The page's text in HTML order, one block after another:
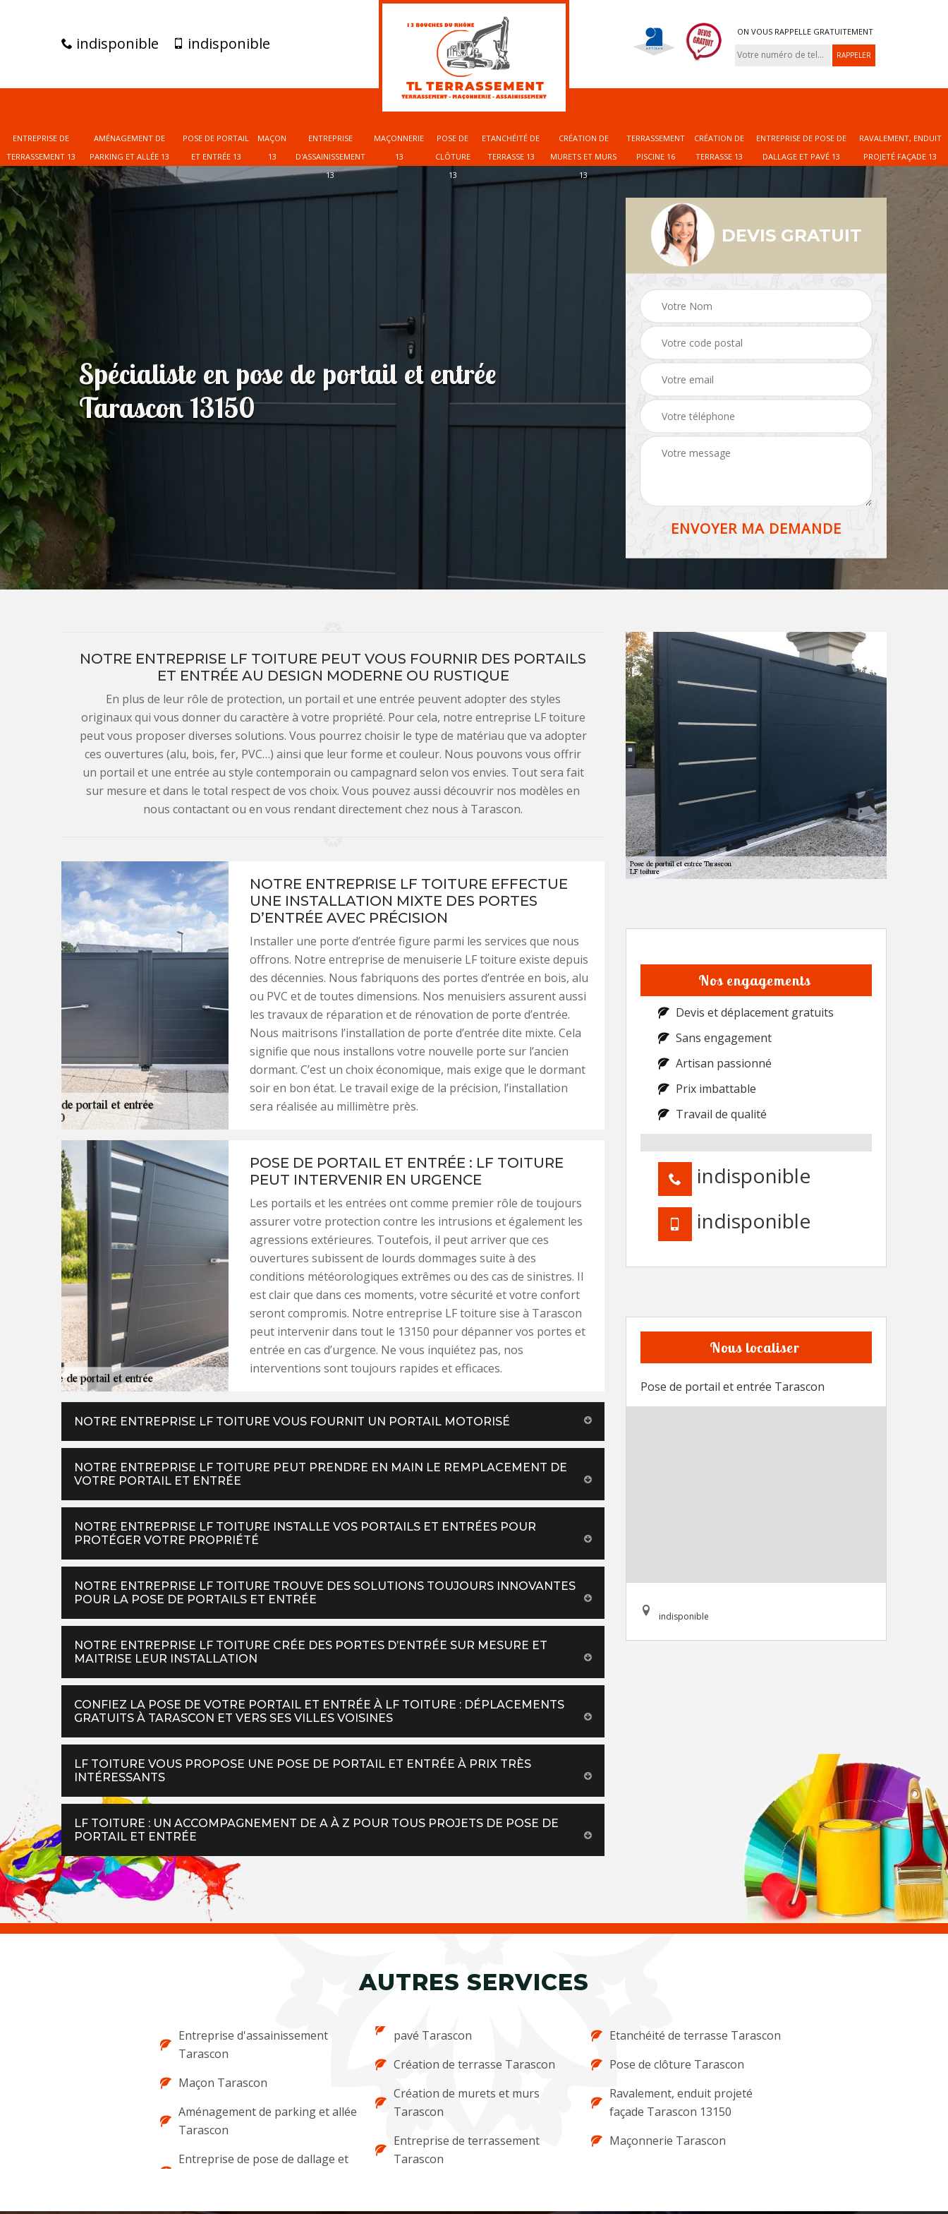
indisponible indisponible
ON VOUS RAPPELLE GRATUITEMENT
ENTREPRISE DE
TERRASSEMENT 13
AMÉNAGEMENT DE
PARKING ET ALLÉE 13
POSE DE PORTAIL
ET ENTRÉE 13
MAÇON
13
ENTREPRISE
D'ASSAINISSEMENT
13
MAÇONNERIE
13
POSE DE
CLÔTURE
13
ETANCHÉITÉ DE
TERRASSE 13
CRÉATION DE
MURETS ET MURS
13
TERRASSEMENT
PISCINE 16
CRÉATION DE
TERRASSE 13
ENTREPRISE DE POSE DE
DALLAGE ET PAVÉ 13
RAVALEMENT, ENDUIT
PROJETÉ FAÇADE 13
Spécialiste en pose de portail et entrée
Tarascon 13150
DEVIS GRATUIT
NOTRE ENTREPRISE LF TOITURE PEUT VOUS FOURNIR DES PORTAILS
ET ENTRÉE AU DESIGN MODERNE OU RUSTIQUE
En plus de leur rôle de protection, un portail et une entrée peuvent adopter des styles
originaux qui vous donner du caractère à votre propriété. Pour cela, notre entreprise LF toiture
peut vous proposer diverses solutions. Vous pourrez choisir le type de matériau que va adopter
ces ouvertures (alu, bois, fer, PVC…) ainsi que leur forme et couleur. Nous pouvons vous offrir
un portail et une entrée au style contemporain ou campagnard selon vos envies. Tout sera fait
sur mesure et dans le total respect de vos choix. Vous pouvez aussi découvrir nos modèles en
nous contactant ou en vous rendant directement chez nous à Tarascon.
NOTRE ENTREPRISE LF TOITURE EFFECTUE
UNE INSTALLATION MIXTE DES PORTES
D’ENTRÉE AVEC PRÉCISION
Installer une porte d’entrée figure parmi les services que nous
offrons. Notre entreprise de menuiserie LF toiture existe depuis
des décennies. Nous fabriquons des portes d’entrée en bois, alu
ou PVC et de toutes dimensions. Nos menuisiers assurent aussi
les travaux de réparation et de rénovation de porte d’entrée.
Nous maitrisons l’installation de porte d’entrée dite mixte. Cela
signifie que nous installons votre nouvelle porte sur l’ancien
dormant. C’est un choix économique, mais exige que le dormant
soir en bon état. Le travail exige de la précision, l’installation
sera réalisée au millimètre près.
POSE DE PORTAIL ET ENTRÉE : LF TOITURE
PEUT INTERVENIR EN URGENCE
Les portails et les entrées ont comme premier rôle de toujours
assurer votre protection contre les intrusions et également les
agressions extérieures. Toutefois, il peut arriver que ces
ouvertures subissent de lourds dommages suite à des
conditions météorologiques extrêmes ou des cas de sinistres. Il
est clair que dans ces moments, votre sécurité et votre confort
seront compromis. Notre entreprise LF toiture sise à Tarascon
peut intervenir dans tout le 13150 pour dépanner vos portes et
entrée en cas d’urgence. Ne vous inquiétez pas, nos
interventions sont toujours rapides et efficaces.
NOTRE ENTREPRISE LF TOITURE VOUS FOURNIT UN PORTAIL MOTORISÉ
NOTRE ENTREPRISE LF TOITURE PEUT PRENDRE EN MAIN LE REMPLACEMENT DE
VOTRE PORTAIL ET ENTRÉE
NOTRE ENTREPRISE LF TOITURE INSTALLE VOS PORTAILS ET ENTRÉES POUR
PROTÉGER VOTRE PROPRIÉTÉ
NOTRE ENTREPRISE LF TOITURE TROUVE DES SOLUTIONS TOUJOURS INNOVANTES
POUR LA POSE DE PORTAILS ET ENTRÉE
NOTRE ENTREPRISE LF TOITURE CRÉE DES PORTES D’ENTRÉE SUR MESURE ET
MAITRISE LEUR INSTALLATION
CONFIEZ LA POSE DE VOTRE PORTAIL ET ENTRÉE À LF TOITURE : DÉPLACEMENTS
GRATUITS À TARASCON ET VERS SES VILLES VOISINES
LF TOITURE VOUS PROPOSE UNE POSE DE PORTAIL ET ENTRÉE À PRIX TRÈS
INTÉRESSANTS
LF TOITURE : UN ACCOMPAGNEMENT DE A À Z POUR TOUS PROJETS DE POSE DE
PORTAIL ET ENTRÉE
Nos engagements
Devis et déplacement gratuits
Sans engagement
Artisan passionné
Prix imbattable
Travail de qualité
indisponible
indisponible
Nous localiser
Pose de portail et entrée Tarascon
indisponible
AUTRES SERVICES
Entreprise d'assainissement
Tarascon
Maçon Tarascon
Aménagement de parking et allée
Tarascon
Entreprise de pose de dallage et
pavé Tarascon
Création de terrasse Tarascon
Création de murets et murs
Tarascon
Entreprise de terrassement
Tarascon
Etanchéité de terrasse Tarascon
Pose de clôture Tarascon
Ravalement, enduit projeté
façade Tarascon 13150
Maçonnerie Tarascon